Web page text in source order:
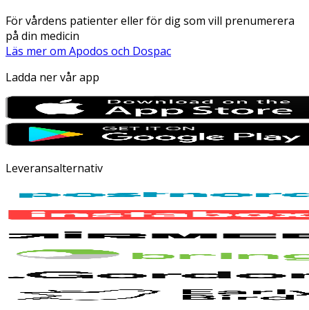
För vårdens patienter eller för dig som vill prenumerera
på din medicin
Läs mer om Apodos och Dospac
Ladda ner vår app
Leveransalternativ